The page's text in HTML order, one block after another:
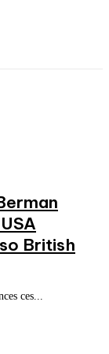
British
ces...